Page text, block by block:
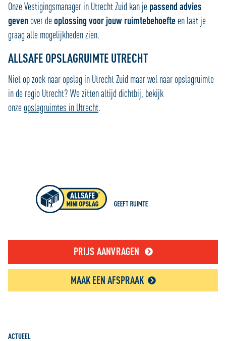
Onze Vestigingsmanager in Utrecht Zuid kan je passend advies
gevenover deoplossing voor jouw ruimtebehoefteen laat je
graag alle mogelijkheden zien.
ALLSAFE OPSLAGRUIMTE UTRECHT
Niet op zoek naar opslag in Utrecht Zuid maar wel naar opslagruimte
in de regio Utrecht? We zitten altijd dichtbij, bekijk
onzeopslagruimtes in Utrecht.
PRIJS AANVRAGEN
MAAK EEN AFSPRAAK
ACTUEEL